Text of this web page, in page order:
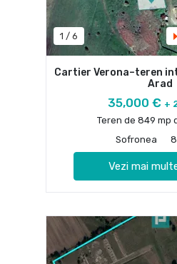
1 / 6
Cartier Verona–teren
Arad
35,000 € +
Teren de 849 mp
Sofronea
Vezi mai